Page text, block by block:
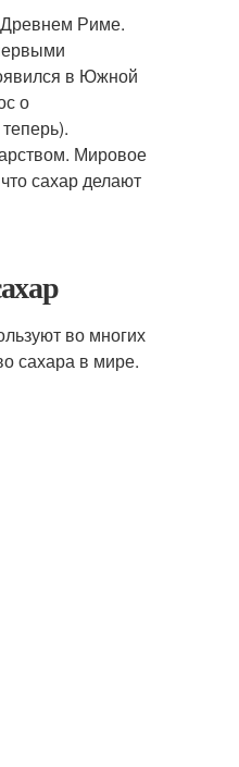
Древнем Риме.
в Южной
о
Мировое
сахар делают
во многих
сахара в мире.